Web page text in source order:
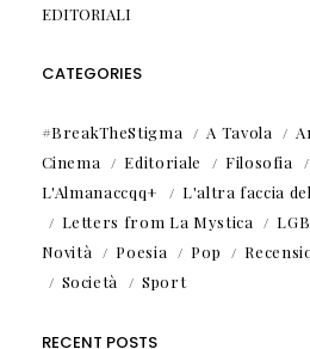
EDITORIALI
CATEGORIES
#BreakTheStigma A Tavola
Cinema
Editoriale Filosofia
L'Almanaccqq+
L'altra faccia
Letters from La Mystica
Novità
Poesia Pop
Società
Sport
RECENT POSTS